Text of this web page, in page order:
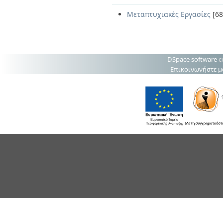
Μεταπτυχιακές Εργασίες
DSpace software
Επικοινωνήστε